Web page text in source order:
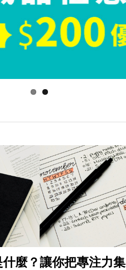
麼？讓你把專注力集